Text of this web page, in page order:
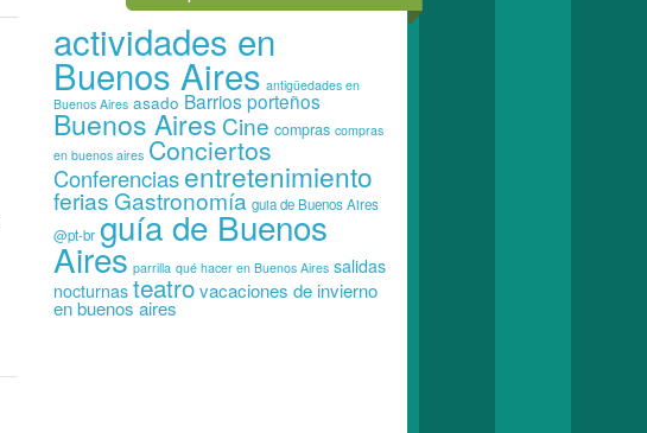
actividades en
Buenos Aires antigüedades en
Buenos Aires asado Barrios porteños
Buenos Aires Cine compras compras
en buenos aires Conciertos
Conferencias entretenimiento
ferias Gastronomía guia de Buenos Aires
@pt-br guía de Buenos
Aires parrilla qué hacer en Buenos Aires salidas
nocturnas teatro vacaciones de invierno
en buenos aires